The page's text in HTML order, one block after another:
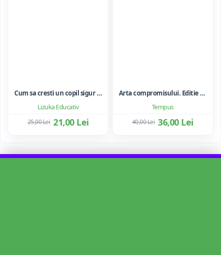
Lizuka Educativ
Cum sa cresti un copil sigur de sine ... si sa-i consolidezi autostima
21,00 Lei
25,00 Lei
Tempus
Arta compromisului. Editie ne varietur - Ileana Vulpescu
36,00 Lei
40,00 Lei